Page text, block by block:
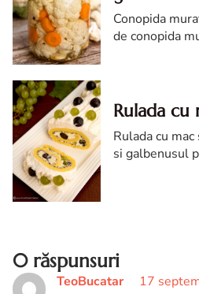
Conopida
de conopida
Rulada cu
Rulada cu
si galbenusul
0 răspunsuri
TeoBucatar 17